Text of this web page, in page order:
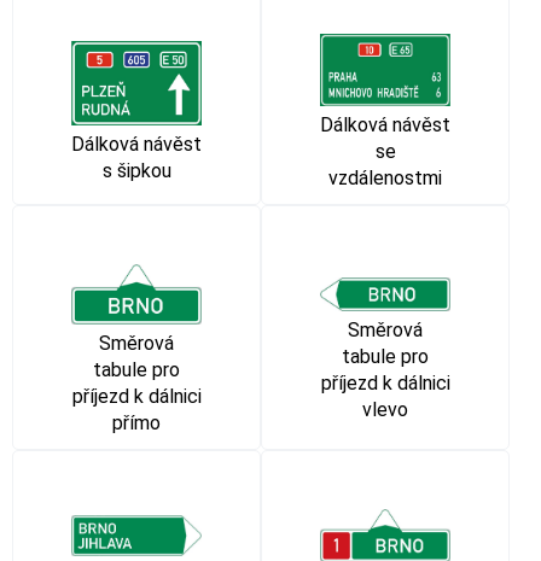
Dálková návěst
s šipkou
Dálková návěst
se
vzdálenostmi
Směrová
tabule pro
příjezd k dálnici
přímo
Směrová
tabule pro
příjezd k dálnici
vlevo